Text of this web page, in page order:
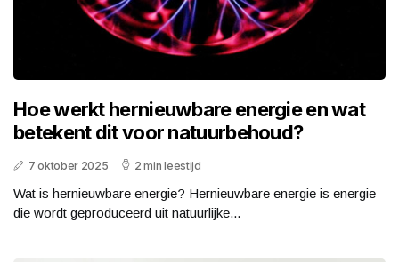
Hoe werkt hernieuwbare energie en wat
betekent dit voor natuurbehoud?
7 oktober 2025 2 min leestijd
Wat is hernieuwbare energie? Hernieuwbare energie is energie
die wordt geproduceerd uit natuurlijke...